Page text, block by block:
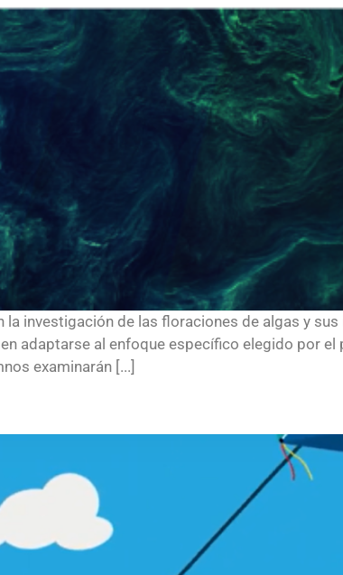
investigación de las floraciones de algas y
adaptarse al enfoque específico elegido por el
examinarán [...]